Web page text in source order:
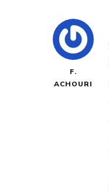
F.
ACHOURI